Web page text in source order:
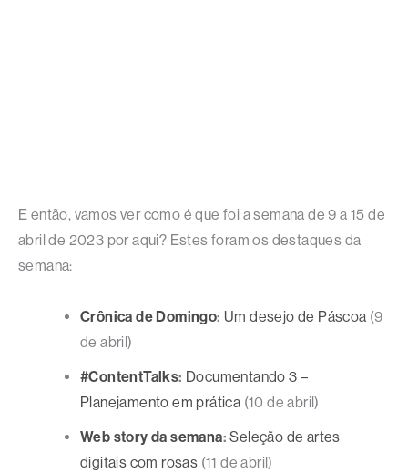
E então, vamos ver como é que foi a semana de 9 a 15 de
abril de 2023 por aqui? Estes foram os destaques da
semana:
Crônica de Domingo: Um desejo de Páscoa (9
de abril)
#ContentTalks: Documentando 3 –
Planejamento em prática (10 de abril)
Web story da semana: Seleção de artes
digitais com rosas (11 de abril)